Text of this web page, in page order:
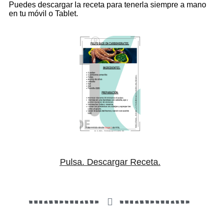
Puedes descargar la receta para tenerla siempre a mano
en tu móvil o Tablet.
Pulsa. Descargar Receta.